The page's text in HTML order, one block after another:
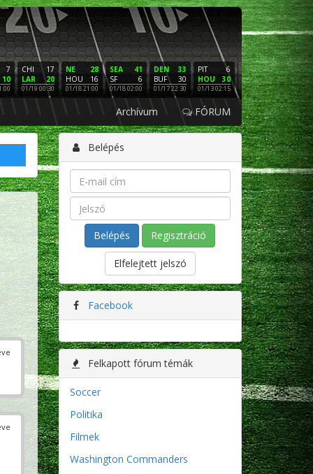
7
10
17
CHI
20
LAR
01/19 00:30
28
NE
16
HOU
01/18 21:00
41
SEA
6
SF
01/18 02:00
33
DEN
30
BUF
01/17 22:30
6
PIT
30
HOU
01/13 02:15
16
NE
3
LAC
01/12 02:00
PHI
SF
01/11
Archívum FÓRUM
Belépés
Regisztráció
Elfelejtett jelszó
Facebook
Felkapott fórum témák
Soccer
Politika
Filmek
Washington Commanders